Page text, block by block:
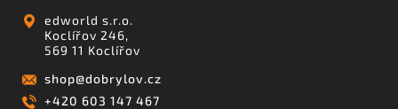
edworld s.r.o.
Koclířov 246,
569 11 Koclířov
shop@dobrylov.cz
+420 603 147 467